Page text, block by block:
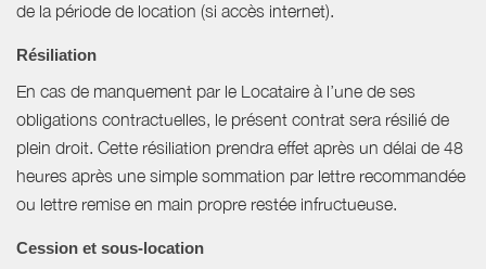
de la période de location (si accès internet).
Résiliation
En cas de manquement par le Locataire à l’une de ses
obligations contractuelles, le présent contrat sera résilié de
plein droit. Cette résiliation prendra effet après un délai de 48
heures après une simple sommation par lettre recommandée
ou lettre remise en main propre restée infructueuse.
Cession et sous-location